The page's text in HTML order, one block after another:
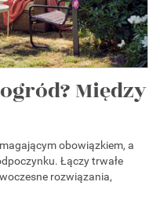
Między
obowiązkiem, a
Łączy trwałe
rozwiązania,